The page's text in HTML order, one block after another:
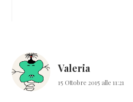
Valeria
15 Ottobre 2015 alle 11:21